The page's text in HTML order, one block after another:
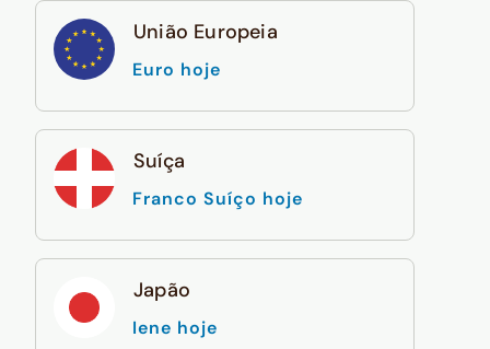
União Europeia
Euro hoje
Suíça
Franco Suíço hoje
Japão
Iene hoje